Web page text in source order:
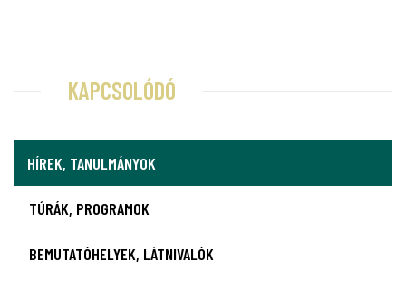
KAPCSOLÓDÓ
HÍREK, TANULMÁNYOK
TÚRÁK, PROGRAMOK
BEMUTATÓHELYEK, LÁTNIVALÓK